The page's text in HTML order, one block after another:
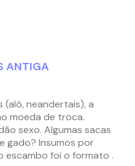
ANTIGA
neandertais), a
moeda de troca.
sexo. Algumas sacas
gado? Insumos por
escambo foi o formato .